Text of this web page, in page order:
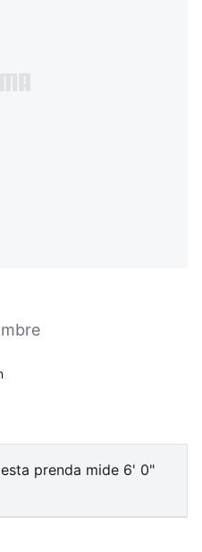
prenda mide 6' 0"